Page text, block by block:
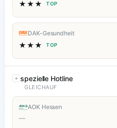
★★★ TOP
DAK-Gesundheit
★★★ TOP
spezielle Hotline
GLEICHAUF
AOK Hessen
—